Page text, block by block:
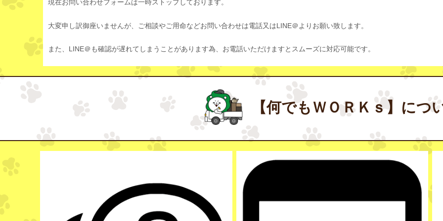
現在お問い合わせフォームは一時ストップしております。
大変申し訳御座いませんが、ご相談やご用命などお問い合わせは電話又はLINE＠よりお願い致します。
また、LINE＠も確認が遅れてしまうことがあります為、お電話いただけますとスムーズに対応可能です。
【何でもＷＯＲＫｓ】につ